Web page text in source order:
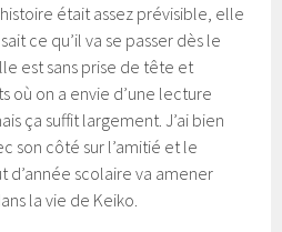
était assez prévisible, elle
ce qu’il va se passer dès le
est sans prise de tête et
où on a envie d’une lecture
ça suffit largement. J’ai bien
son côté sur l’amitié et le
scolaire va amener
la vie de Keiko.